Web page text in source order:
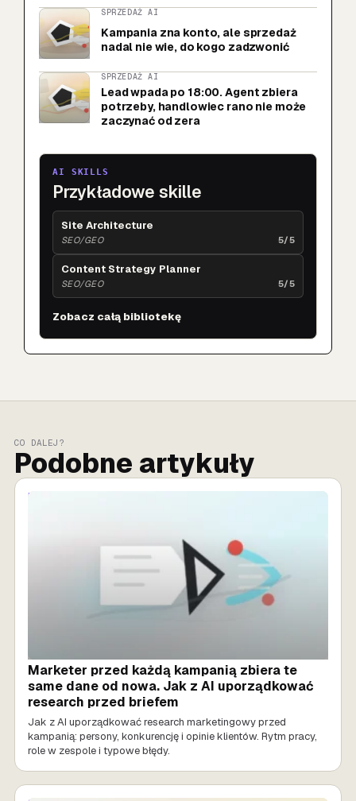
SPRZEDAŻ AI
Kampania zna konto, ale sprzedaż
nadal nie wie, do kogo zadzwonić
SPRZEDAŻ AI
Lead wpada po 18:00. Agent zbiera
potrzeby, handlowiec rano nie może
zaczynać od zera
AI SKILLS
Przykładowe skille
Site Architecture
SEO/GEO 5/5
Content Strategy Planner
SEO/GEO 5/5
Zobacz całą bibliotekę
CO DALEJ?
Podobne artykuły
MARKETING AI
Marketer przed każdą kampanią zbiera te
same dane od nowa. Jak z AI uporządkować
research przed briefem
Jak z AI uporządkować research marketingowy przed
kampanią: persony, konkurencję i opinie klientów. Rytm pracy,
role w zespole i typowe błędy.